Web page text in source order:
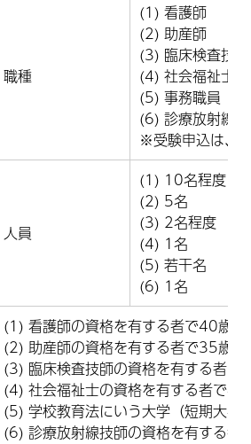
職種
(1) 看護師
(2) 助産師
(3) 臨床検査技師
(4) 社会福祉士
(5) 事務職員（
(6) 診療放射線
※受験申込は、
人員
(1) 10名程度
(2) 5名
(3) 2名程度
(4) 1名
(5) 若干名
(6) 1名
(1) 看護師の資格を有する者で40歳
(2) 助産師の資格を有する者で35歳
(3) 臨床検査技師の資格を有する者
(4) 社会福祉士の資格を有する者で
(5) 学校教育法にいう大学（短期大学
(6) 診療放射線技師の資格を有する者